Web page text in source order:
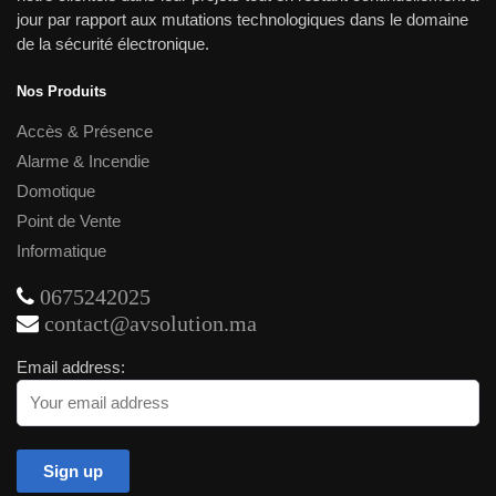
jour par rapport aux mutations technologiques dans le domaine
de la sécurité électronique.
Nos Produits
Accès & Présence
Alarme & Incendie
Domotique
Point de Vente
Informatique
0675242025
contact@avsolution.ma
Email address: